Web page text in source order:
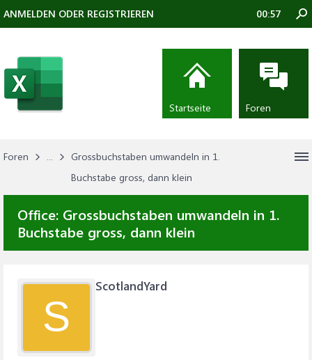
Foren ...
Grossbuchstaben umwandeln in 1.
Buchstabe gross, dann klein
Office: Grossbuchstaben umwandeln in 1.
Buchstabe gross, dann klein
S
ScotlandYard
ANMELDEN ODER REGISTRIEREN 00:57
Startseite Foren